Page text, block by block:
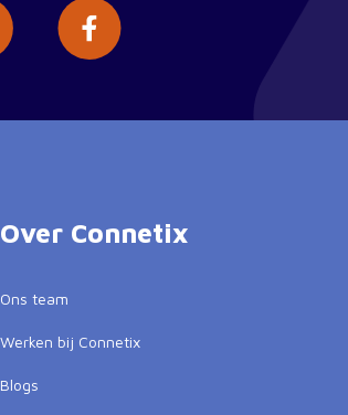
Over Connetix
Ons team
Werken bij Connetix
Blogs